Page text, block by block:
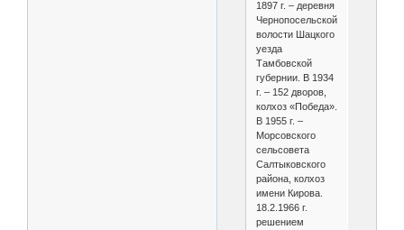
1897 г. – деревня
Чернопосельской
волости Шацкого
уезда
Тамбовской
губернии. В 1934
г. – 152 дворов,
колхоз «Победа».
В 1955 г. –
Морсовского
сельсовета
Салтыковского
района, колхоз
имени Кирова.
18.2.1966 г.
решением